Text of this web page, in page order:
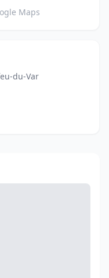
Maps
du-Var